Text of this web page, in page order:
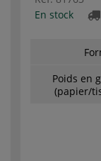
En stock
Poids en
(papier/